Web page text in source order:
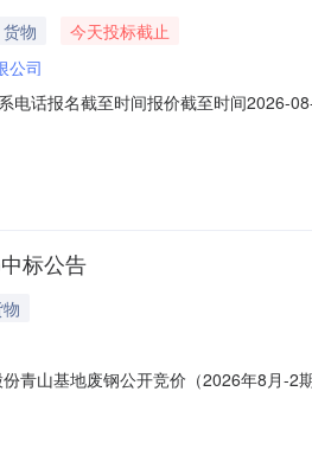
货物
今天投标截止
公司
电话报名截至时间报价截至时间2026-
类别：数量不定、价格定。价格条款：
标公告
青山基地废钢公开竞价（2026年8月-